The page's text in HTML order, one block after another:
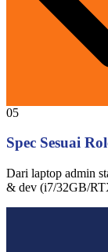
05
Spec Sesuai
Dari laptop admin
& dev (i7/32GB/